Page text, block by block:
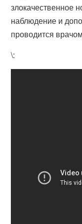
злокачественное
наблюдение и
проводится
\: